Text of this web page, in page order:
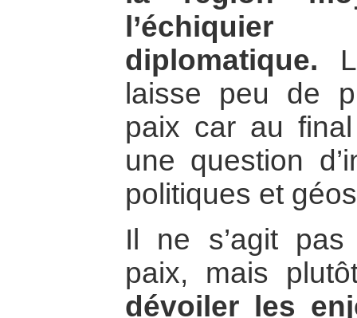
l’échiquier
diplomatique.
laisse peu de
paix car au
une question
politiques et
Il ne s’agit
paix, mais
dévoiler les